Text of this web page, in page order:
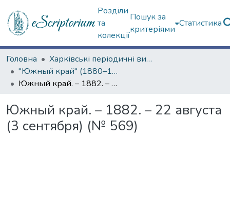
Розділи
та
колекції
Пошук за
критеріями
Статистика
Головна
Харківські періодичні видання
"Южный край" (1880–1919 гг.)
Южный край. – 1882. – 22 августа (3 сентября) (№ 569)
Южный край. – 1882. – 22 августа
(3 сентября) (№ 569)